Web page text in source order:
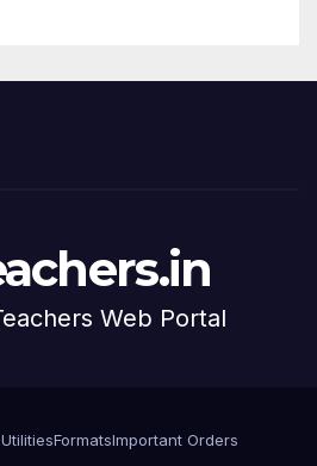
Web Portal
FormatsImportant Orders